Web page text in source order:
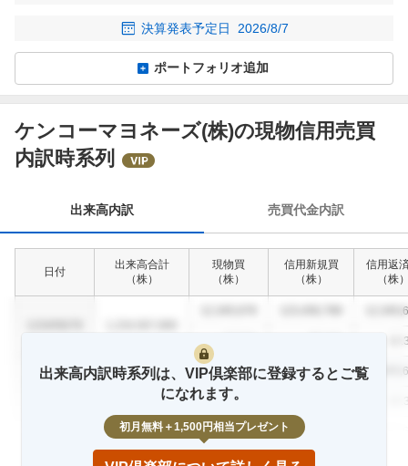
決算発表予定日 2026/8/7
ポートフォリオ追加
ケンコーマヨネーズ(株)の現物信用売買
内訳時系列
訳
出来高内訳 売買代金内訳
日付
出来高合計
（株）
現物買
（株）
信用新規買
（株）
信用返
（株
1,234,567,890
12,345,678 123,456,789
12.3
12,345,678 123,456,789
12.3 %
出来高内訳時系列は、VIP倶楽部に登録するとご覧
になれます。
初月無料＋1,500円相当プレゼント